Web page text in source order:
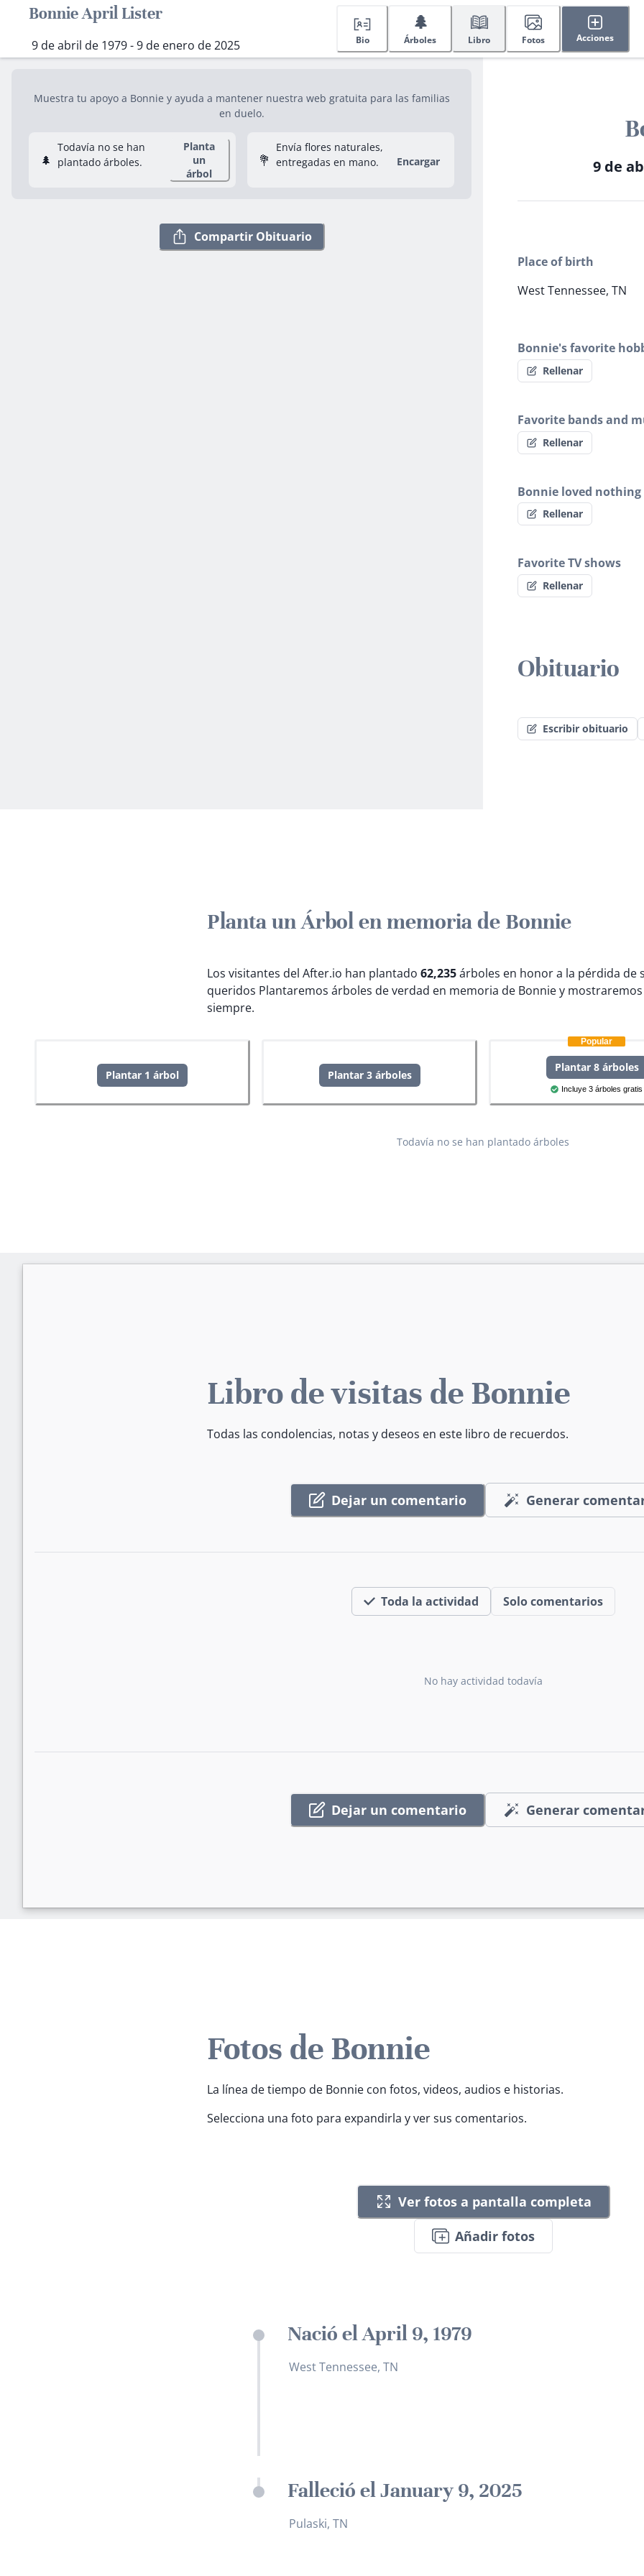
Bonnie April Lister
9 de abril de 1979 - 9 de enero de 2025 Bio
🌲
Árboles Libro Fotos Acciones
Muestra tu apoyo a Bonnie y ayuda a mantener nuestra web gratuita para las familias
en duelo.
🌲
Todavía no se han
plantado árboles.
Planta
un
árbol
💐
Envía flores naturales,
entregadas en mano.
Encargar
Compartir Obituario
9 de
Place of birth
West Tennessee, TN
Bonnie's favorite
Rellenar
Favorite bands and
Rellenar
Bonnie loved
Rellenar
Favorite TV shows
Rellenar
Obituario
Escribir obituario
Planta un Árbol en memoria de Bonnie
Los visitantes del After.io han plantado 62,235árboles en honor a la pérdida de
queridos Plantaremos árboles de verdad en memoria de Bonnie y
siempre.
Plantar 1 árbol Plantar 3 árboles
Popular
Plantar 8 árboles
Incluye 3 árboles gratis
Todavía no se han plantado árboles
Libro de visitas de Bonnie
Todas las condolencias, notas y deseos en este libro de recuerdos.
Dejar un comentario Generar
Toda la actividad Solo comentarios
No hay actividad todavía
Dejar un comentario Generar
Fotos de Bonnie
La línea de tiempo de Bonnie con fotos, videos, audios e historias.
Selecciona una foto para expandirla y ver sus comentarios.
Ver fotos a pantalla completa
Añadir fotos
Nació el April 9, 1979
West Tennessee, TN
Falleció el January 9, 2025
Pulaski, TN